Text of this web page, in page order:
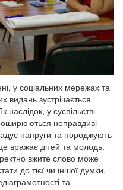
у соціальних мережах та
видань зустрічається
у суспільстві
неправдиві
напруги та породжують
вражає дітей та молодь.
вжите слово може
до тієї чи іншої думки.
та